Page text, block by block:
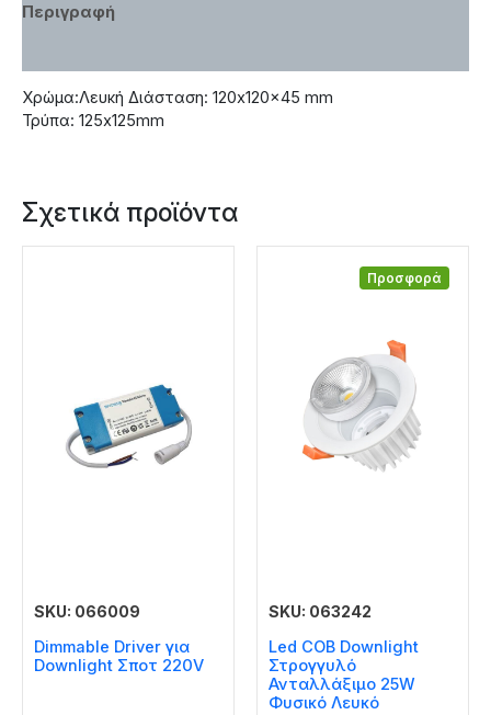
Περιγραφή
Χρώμα:Λευκή Διάσταση: 120x120x45 mm
Τρύπα: 125x125mm
Σχετικά προϊόντα
SKU: 066009
Dimmable Driver για
Downlight Σποτ 220V
Προσφορά
SKU: 063242
Led COB Downlight
Στρογγυλό
Ανταλλάξιμο 25W
Φυσικό Λευκό